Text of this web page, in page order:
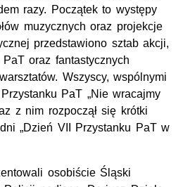
razy. Początek to występy
muzycznych oraz projekcje
przedstawiono sztab akcji,
oraz fantastycznych
Wszyscy, wspólnymi
PaT „Nie wracajmy
z nim rozpoczął się krótki
„Dzień VII Przystanku PaT w
osobiście Śląski